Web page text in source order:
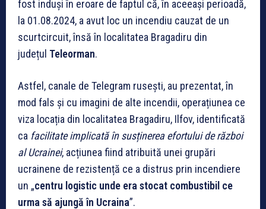
fost induși în eroare de faptul că, în aceeași perioadă,
la 01.08.2024, a avut loc un incendiu cauzat de un
scurtcircuit, însă în localitatea Bragadiru din
județul Teleorman.
Astfel, canale de Telegram rusești, au prezentat, în
mod fals și cu imagini de alte incendii, operațiunea ce
viza locația din localitatea Bragadiru, Ilfov, identificată
ca facilitate implicată în susținerea efortului de război
al Ucrainei, acțiunea fiind atribuită unei grupări
ucrainene de rezistență ce a distrus prin incendiere
un „centru logistic unde era stocat combustibil ce
urma să ajungă în Ucraina”.